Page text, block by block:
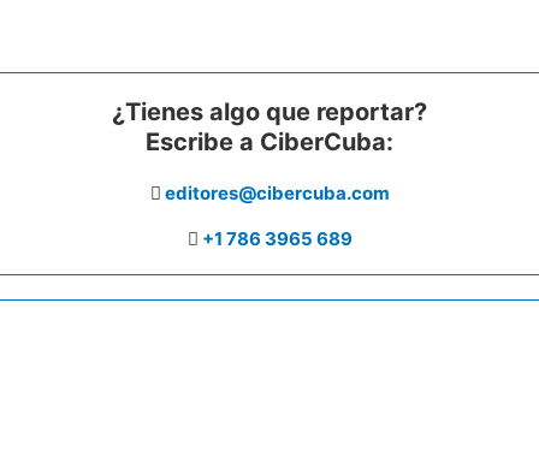
¿Tienes algo que reportar?
Escribe a CiberCuba:
editores@cibercuba.com
+1 786 3965 689